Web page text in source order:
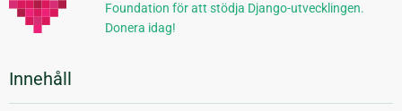
Foundation för att stödja Django-utvecklingen.
Donera idag!
Innehåll